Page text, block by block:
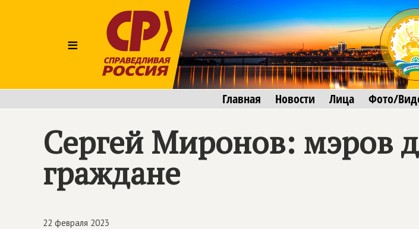
≡
Главная Новости Лица Фото/
Сергей Миронов: мэров
граждане
22 февраля 2023